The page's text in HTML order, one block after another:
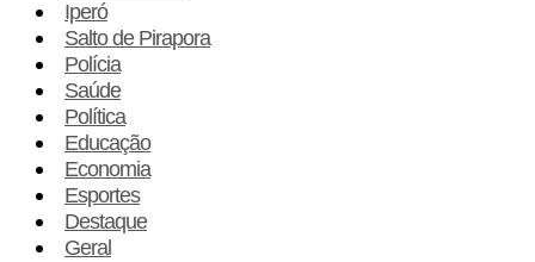
Iperó
Salto de Pirapora
Polícia
Saúde
Política
Educação
Economia
Esportes
Destaque
Geral